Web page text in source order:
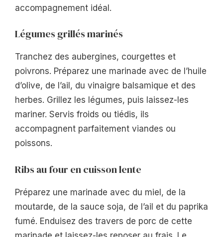
accompagnement idéal.
Légumes grillés marinés
Tranchez des aubergines, courgettes et
poivrons. Préparez une marinade avec de l’huile
d’olive, de l’ail, du vinaigre balsamique et des
herbes. Grillez les légumes, puis laissez-les
mariner. Servis froids ou tiédis, ils
accompagnent parfaitement viandes ou
poissons.
Ribs au four en cuisson lente
Préparez une marinade avec du miel, de la
moutarde, de la sauce soja, de l’ail et du paprika
fumé. Enduisez des travers de porc de cette